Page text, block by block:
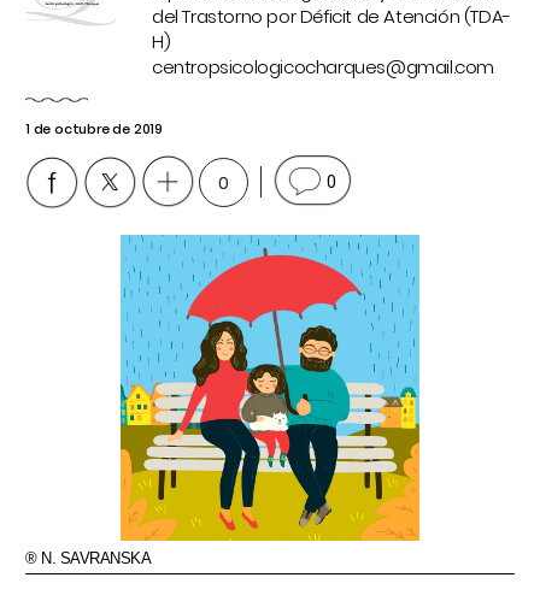
del Trastorno por Déficit de Atención (TDA-
H)
centropsicologicocharques@gmail.com
1 de octubre de 2019
0 0
® N. SAVRANSKA